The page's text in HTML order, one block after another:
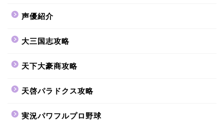
声優紹介
大三国志攻略
天下大豪商攻略
天啓パラドクス攻略
実況パワフルプロ野球